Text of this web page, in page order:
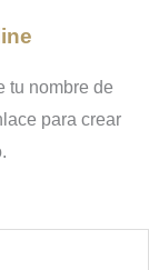
tu nombre de
para crear